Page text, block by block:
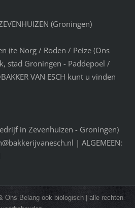
(Groningen)
(te Norg / Roden / Peize (Ons
stad Groningen - Paddepoel /
VAN ESCH kunt u vinden
in Zevenhuizen - Groningen)
| ALGEMEEN:
Ons Belang ook biologisch | alle rechten